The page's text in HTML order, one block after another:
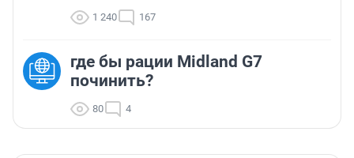
1 240 167
где бы рации Midland G7
починить?
80 4